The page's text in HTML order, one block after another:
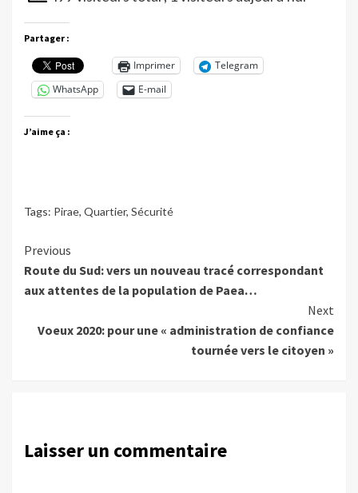
Partager :
Imprimer
Telegram
WhatsApp
E-mail
J’aime ça :
Tags: Pirae, Quartier, Sécurité
Continue
Reading
Previous
Route du Sud: vers un nouveau tracé correspondant
aux attentes de la population de Paea…
Next
Voeux 2020: pour une « administration de confiance
tournée vers le citoyen »
Laisser un commentaire